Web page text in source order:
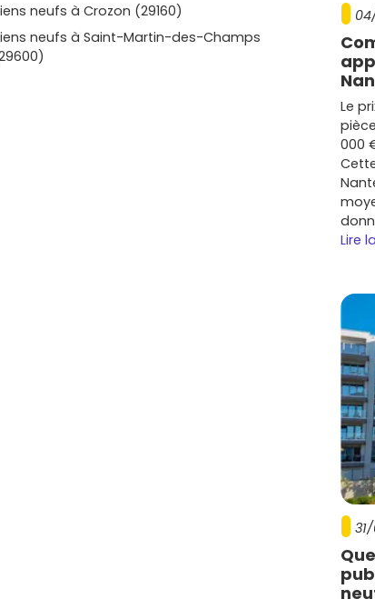
privatifs, locaux vélos et
temps. C’est aussi l’occasion de
et d’échelonner tes paiements au rythme
neufs à Crozon (29160)
neufs à Saint-Martin-des-Champs
Le
000
Lire